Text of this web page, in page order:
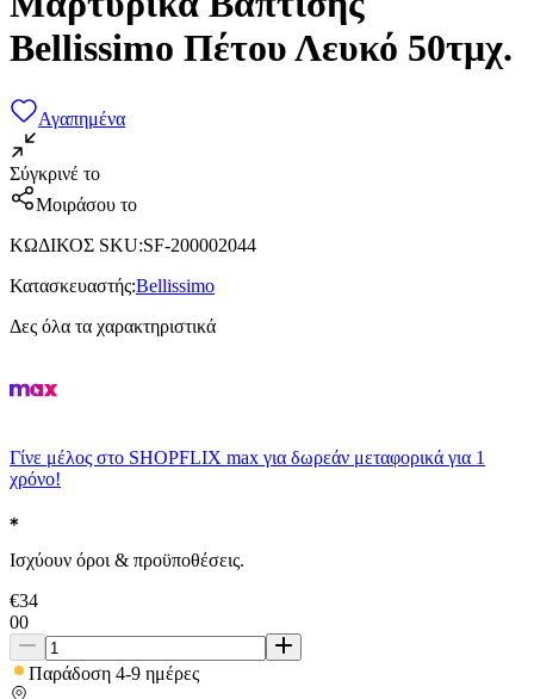
Bellissimo Πέτου Λευκό 50τμχ.
Αγαπημένα
Σύγκρινέ το
Μοιράσου το
ΚΩΔΙΚΟΣ SKU:SF-200002044
Κατασκευαστής:Bellissimo
Δες όλα τα χαρακτηριστικά
Γίνε μέλος στο SHOPFLIX max για δωρεάν μεταφορικά για 1
χρόνο!
Ισχύουν όροι & προϋποθέσεις.
€34
00
Παράδοση 4-9 ημέρες